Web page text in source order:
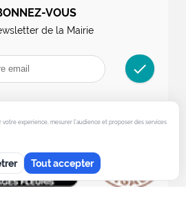
VOUS
de la Mairie
check
experience, mesurer l’audience et proposer des services
Tout accepter